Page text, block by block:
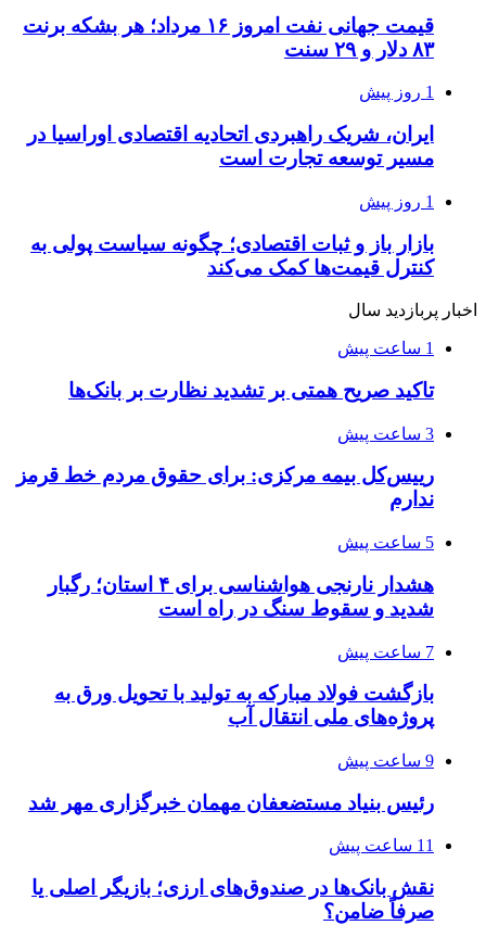
قیمت جهانی نفت امروز ۱۶ مرداد؛ هر بشکه برنت
۸۳ دلار و ۲۹ سنت
1 روز پیش
ایران، شریک راهبردی اتحادیه اقتصادی اوراسیا در
مسیر توسعه تجارت است
1 روز پیش
بازار باز و ثبات اقتصادی؛ چگونه سیاست پولی به
کنترل قیمت‌ها کمک می‌کند
اخبار پربازدید سال
1 ساعت پیش
تاکید صریح همتی بر تشدید نظارت بر بانک‌ها
3 ساعت پیش
رییس‌کل بیمه مرکزی: برای حقوق مردم خط قرمز
ندارم
5 ساعت پیش
هشدار نارنجی هواشناسی برای ۴ استان؛ رگبار
شدید و سقوط سنگ در راه است
7 ساعت پیش
بازگشت فولاد مبارکه به تولید با تحویل ورق به
پروژه‌های ملی انتقال آب
9 ساعت پیش
رئیس بنیاد مستضعفان مهمان خبرگزاری مهر شد
11 ساعت پیش
نقش بانک‌ها در صندوق‌های ارزی؛ بازیگر اصلی یا
صرفاً ضامن؟